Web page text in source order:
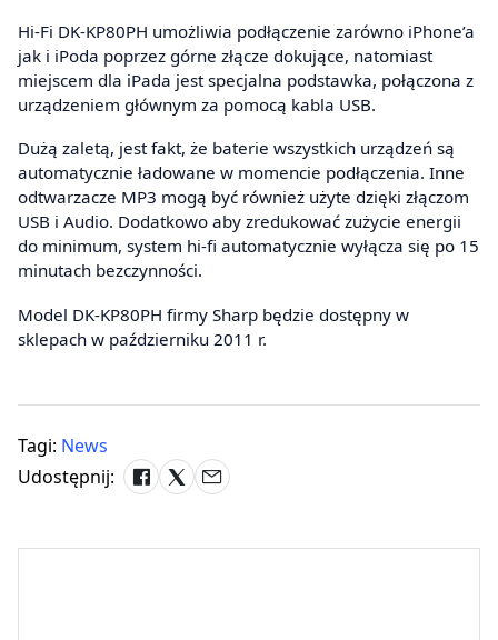
Hi-Fi DK-KP80PH umożliwia podłączenie zarówno iPhone’a
jak i iPoda poprzez górne złącze dokujące, natomiast
miejscem dla iPada jest specjalna podstawka, połączona z
urządzeniem głównym za pomocą kabla USB.
Dużą zaletą, jest fakt, że baterie wszystkich urządzeń są
automatycznie ładowane w momencie podłączenia. Inne
odtwarzacze MP3 mogą być również użyte dzięki złączom
USB i Audio. Dodatkowo aby zredukować zużycie energii
do minimum, system hi-fi automatycznie wyłącza się po 15
minutach bezczynności.
Model DK-KP80PH firmy Sharp będzie dostępny w
sklepach w październiku 2011 r.
Tagi: News
Udostępnij: